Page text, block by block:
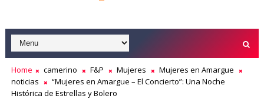
Home camerino F&P Mujeres
Mujeres en Amargue
noticias
“Mujeres en Amargue – El Concierto”: Una Noche
Histórica de Estrellas y Bolero